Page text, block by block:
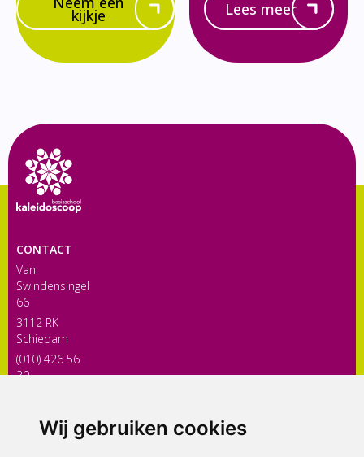
Wij gebruiken cookies
kijkje Lees meer
CONTACT
Van
Swindensingel
66
3112 RK
Schiedam
(010) 426 56
30
ONDERDEEL VAN